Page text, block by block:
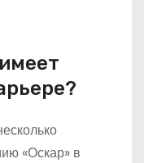
«Оскар» в